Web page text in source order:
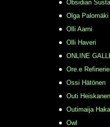
Obsidian
Olga Palomäki
Olli Aarni
Olli Haveri
ONLINE
Ore.e
Ossi Hätönen
Outi Heiskanen
Outimaija
Owl